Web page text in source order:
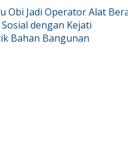
Obi Jadi Operator Alat
dengan Kejati
Bahan Bangunan